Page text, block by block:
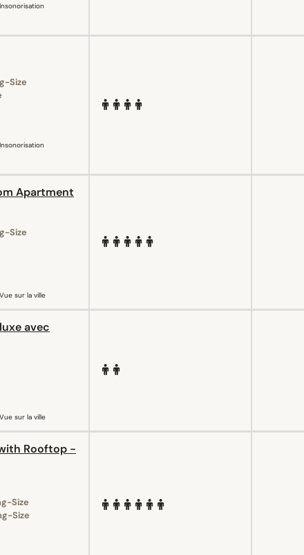
Insonorisation
Size
Insonorisation
Apartment
Size
Vue sur la ville
avec
Vue sur la ville
Rooftop -
Size
Size